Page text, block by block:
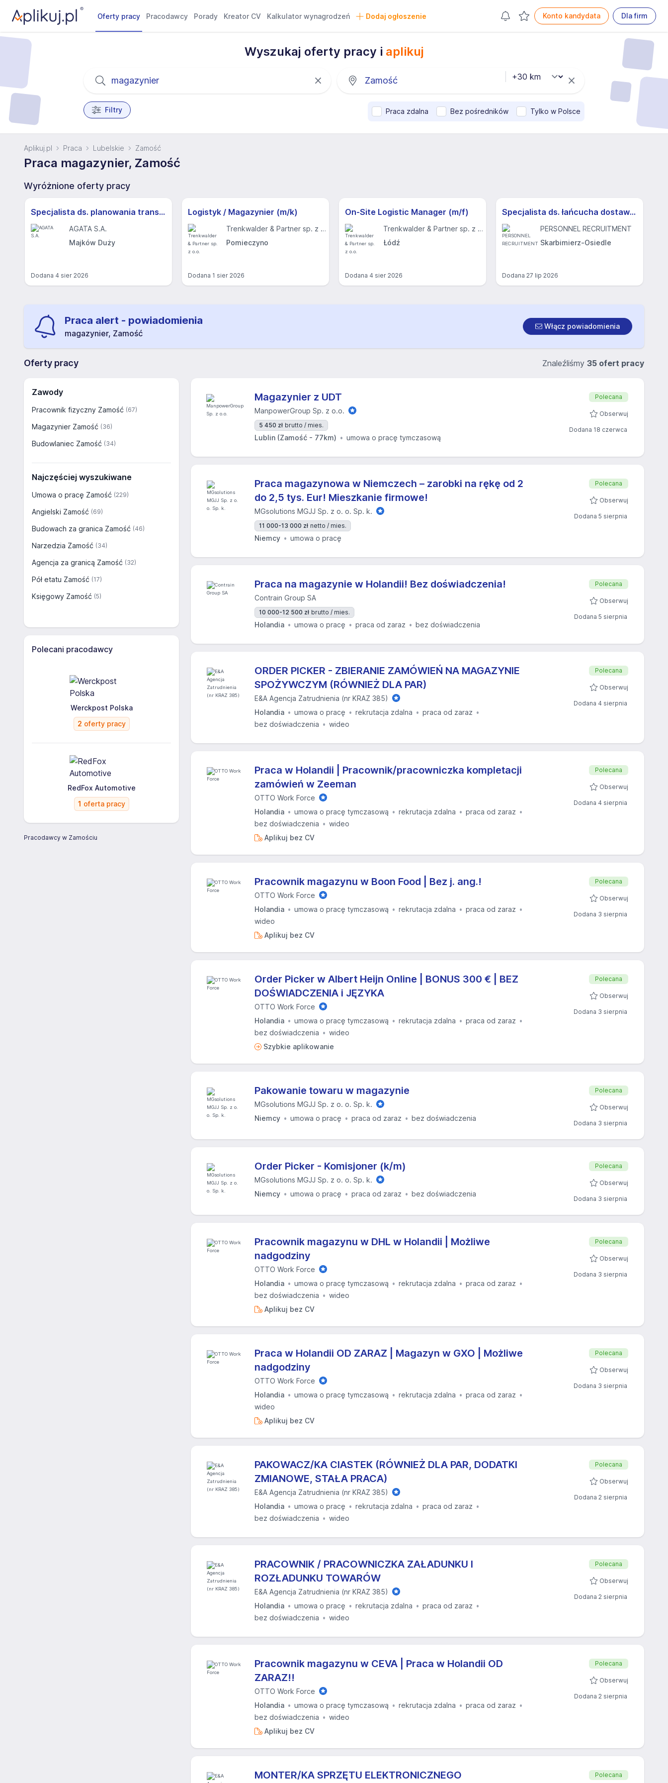
Oferty pracy Pracodawcy Porady Kreator CV Kalkulator wynagrodzeń Dodaj ogłoszenie Konto kandydata Dla firm
Wyszukaj oferty pracy i aplikuj
Filtry Praca zdalna Bez pośredników Tylko w Polsce
Aplikuj.pl Praca Lubelskie Zamość
Praca magazynier, Zamość
Wyróżnione oferty pracy
Specjalista ds. planowania transportu e-commerce (m/k) - Majków Duży
AGATA S.A.
Majków Duży
Dodana 4 sier 2026
Logistyk / Magazynier (m/k)
Trenkwalder & Partner sp. z o.o.
Pomieczyno
Dodana 1 sier 2026
On-Site Logistic Manager (m/f)
Trenkwalder & Partner sp. z o.o.
Łódź
Dodana 4 sier 2026
Specjalista ds. łańcucha dostaw (K/M)
PERSONNEL RECRUITMENT
Skarbimierz-Osiedle
Dodana 27 lip 2026
Praca alert - powiadomienia
magazynier, Zamość
Włącz powiadomienia
Oferty pracy Znaleźliśmy 35 ofert pracy
Zawody
Pracownik fizyczny Zamość (67)
Magazynier Zamość (36)
Budowlaniec Zamość (34)
Najczęściej wyszukiwane
Umowa o pracę Zamość (229)
Angielski Zamość (69)
Budowach za granica Zamość (46)
Narzedzia Zamość (34)
Agencja za granicą Zamość (32)
Pół etatu Zamość (17)
Księgowy Zamość (5)
Polecani pracodawcy
Werckpost Polska
2 oferty pracy
RedFox Automotive
1 oferta pracy
Pracodawcy w Zamościu
Magazynier z UDT
ManpowerGroup Sp. z o.o.
5 450 zł brutto / mies.
Lublin (Zamość - 77km) umowa o pracę tymczasową
Polecana
Obserwuj
Dodana 18 czerwca
Praca magazynowa w Niemczech – zarobki na rękę od 2
do 2,5 tys. Eur! Mieszkanie firmowe!
MGsolutions MGJJ Sp. z o. o. Sp. k.
11 000-13 000 zł netto / mies.
Niemcy umowa o pracę
Polecana
Obserwuj
Dodana 5 sierpnia
Praca na magazynie w Holandii! Bez doświadczenia!
Contrain Group SA
10 000-12 500 zł brutto / mies.
Holandia umowa o pracę praca od zaraz bez doświadczenia
Polecana
Obserwuj
Dodana 5 sierpnia
ORDER PICKER - ZBIERANIE ZAMÓWIEŃ NA MAGAZYNIE
SPOŻYWCZYM (RÓWNIEŻ DLA PAR)
E&A Agencja Zatrudnienia (nr KRAZ 385)
Holandia
umowa o pracę rekrutacja zdalna
praca od zaraz
bez doświadczenia
wideo
Polecana
Obserwuj
Dodana 4 sierpnia
Praca w Holandii | Pracownik/pracowniczka kompletacji
zamówień w Zeeman
OTTO Work Force
Holandia
umowa o pracę tymczasową rekrutacja zdalna
praca od zaraz
bez doświadczenia
wideo
Aplikuj bez CV
Polecana
Obserwuj
Dodana 4 sierpnia
Pracownik magazynu w Boon Food | Bez j. ang.!
OTTO Work Force
Holandia
umowa o pracę tymczasową rekrutacja zdalna
praca od zaraz
wideo
Aplikuj bez CV
Polecana
Obserwuj
Dodana 3 sierpnia
Order Picker w Albert Heijn Online | BONUS 300 € | BEZ
DOŚWIADCZENIA i JĘZYKA
OTTO Work Force
Holandia
umowa o pracę tymczasową rekrutacja zdalna
praca od zaraz
bez doświadczenia
wideo
Szybkie aplikowanie
Polecana
Obserwuj
Dodana 3 sierpnia
Pakowanie towaru w magazynie
MGsolutions MGJJ Sp. z o. o. Sp. k.
Niemcy
umowa o pracę praca od zaraz bez doświadczenia
Polecana
Obserwuj
Dodana 3 sierpnia
Order Picker - Komisjoner (k/m)
MGsolutions MGJJ Sp. z o. o. Sp. k.
Niemcy
umowa o pracę praca od zaraz bez doświadczenia
Polecana
Obserwuj
Dodana 3 sierpnia
Pracownik magazynu w DHL w Holandii | Możliwe
nadgodziny
OTTO Work Force
Holandia
umowa o pracę tymczasową rekrutacja zdalna
praca od zaraz
bez doświadczenia
wideo
Aplikuj bez CV
Polecana
Obserwuj
Dodana 3 sierpnia
Praca w Holandii OD ZARAZ | Magazyn w GXO | Możliwe
nadgodziny
OTTO Work Force
Holandia
umowa o pracę tymczasową rekrutacja zdalna
praca od zaraz
wideo
Aplikuj bez CV
Polecana
Obserwuj
Dodana 3 sierpnia
PAKOWACZ/KA CIASTEK (RÓWNIEŻ DLA PAR, DODATKI
ZMIANOWE, STAŁA PRACA)
E&A Agencja Zatrudnienia (nr KRAZ 385)
Holandia
umowa o pracę rekrutacja zdalna
praca od zaraz
bez doświadczenia
wideo
Polecana
Obserwuj
Dodana 2 sierpnia
PRACOWNIK / PRACOWNICZKA ZAŁADUNKU I
ROZŁADUNKU TOWARÓW
E&A Agencja Zatrudnienia (nr KRAZ 385)
Holandia
umowa o pracę rekrutacja zdalna
praca od zaraz
bez doświadczenia
wideo
Polecana
Obserwuj
Dodana 2 sierpnia
Pracownik magazynu w CEVA | Praca w Holandii OD
ZARAZ!!
OTTO Work Force
Holandia
umowa o pracę tymczasową rekrutacja zdalna
praca od zaraz
bez doświadczenia
wideo
Aplikuj bez CV
Polecana
Obserwuj
Dodana 2 sierpnia
MONTER/KA SPRZĘTU ELEKTRONICZNEGO Polecana